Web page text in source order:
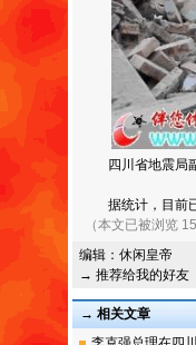
四川省地震局副
据统计，目前已
（本文已被浏览
编辑： 休闲皇帝
→ 推荐给我的好友
→ 相关文章